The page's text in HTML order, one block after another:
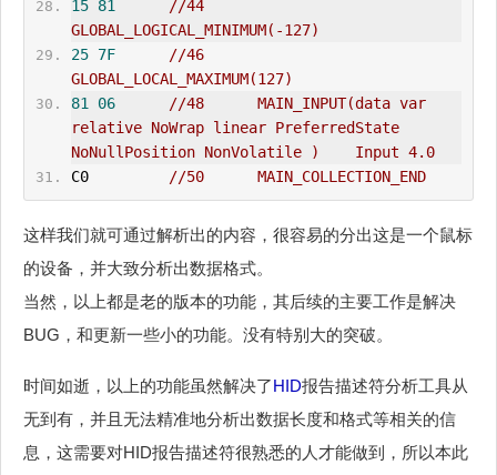
15 81
//44
GLOBAL_LOGICAL_MINIMUM(-127)
25 7F
//46
GLOBAL_LOCAL_MAXIMUM(127)
81
06
//48      MAIN_INPUT(data var
relative NoWrap linear PreferredState
NoNullPosition NonVolatile )    Input 4.0
C0
//50      MAIN_COLLECTION_END
这样我们就可通过解析出的内容，很容易的分出这是一个鼠标
的设备，并大致分析出数据格式。
当然，以上都是老的版本的功能，其后续的主要工作是解决
BUG，和更新一些小的功能。没有特别大的突破。
时间如逝，以上的功能虽然解决了HID报告描述符分析工具从
无到有，并且无法精准地分析出数据长度和格式等相关的信
息，这需要对HID报告描述符很熟悉的人才能做到，所以本此